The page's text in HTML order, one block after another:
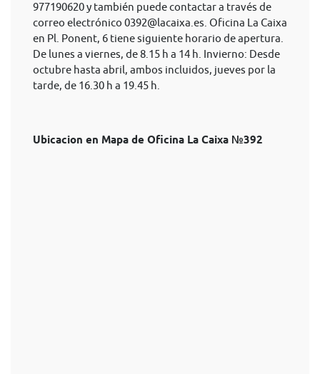
977190620 y también puede contactar a través de
correo electrónico 0392@lacaixa.es . Oficina La Caixa
en Pl. Ponent, 6 tiene siguiente horario de apertura.
De lunes a viernes, de 8.15 h a 14 h. Invierno: Desde
octubre hasta abril, ambos incluidos, jueves por la
tarde, de 16.30 h a 19.45 h.
Ubicacion en Mapa de Oficina La Caixa №392